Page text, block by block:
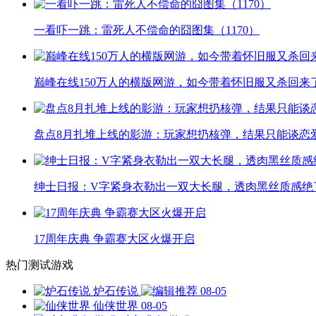
一看吓一跳：雷死人不偿命的囧图集（1170）
巅峰在线150万人的横版网游，如今带着怀旧服又杀回来
盘点8月扎堆上线的影游：玩家想扔核弹，结果只能谈恋
绅士日报：V字紧身衣勒出一双大长腿，透肉黑丝质感绝
17周年庆典 争霸赛大区火爆开启
热门测试游戏
炉石传说
08-05
仙侠世界 08-05